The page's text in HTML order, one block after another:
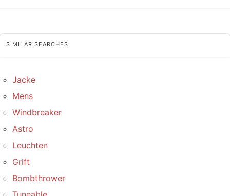
SIMILAR SEARCHES:
Jacke
Mens
Windbreaker
Astro
Leuchten
Grift
Bombthrower